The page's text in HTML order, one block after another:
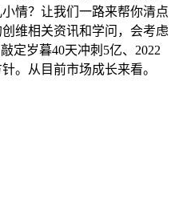
情？让我们一路来帮你清点
维相关资讯和学问，会考虑
定岁暮40天冲刺5亿、2022
。从目前市场成长来看。